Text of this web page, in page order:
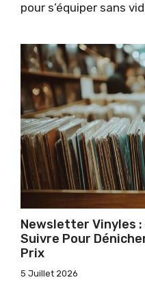
pour s’équiper sans
Newsletter Vinyles :
Suivre Pour
Prix
5 Juillet 2026